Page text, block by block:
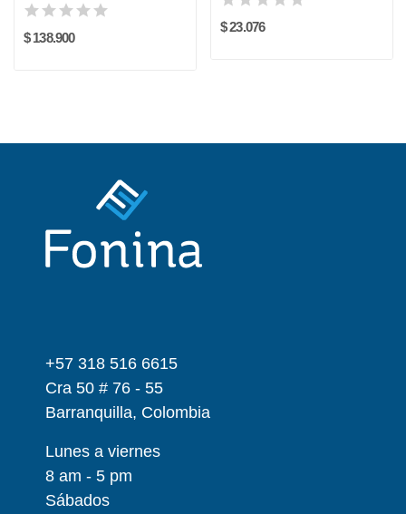
$ 138.900
$ 23.076
+57 318 516 6615
Cra 50 # 76 - 55
Barranquilla, Colombia
Lunes a viernes
8 am - 5 pm
Sábados